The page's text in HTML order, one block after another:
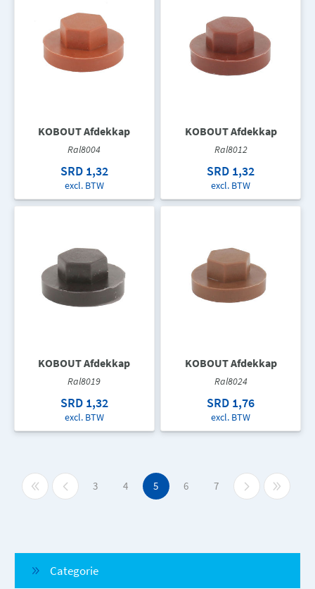
KOBOUT Afdekkap
Ral8004
SRD 1,32
excl. BTW
KOBOUT Afdekkap
Ral8012
SRD 1,32
excl. BTW
KOBOUT Afdekkap
Ral8019
SRD 1,32
excl. BTW
KOBOUT Afdekkap
Ral8024
SRD 1,76
excl. BTW
3 4 5 6 7
Categorie